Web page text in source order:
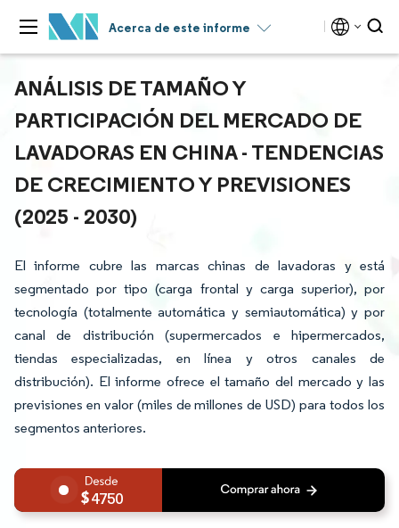
Acerca de este informe
ANÁLISIS DE TAMAÑO Y
PARTICIPACIÓN DEL MERCADO DE
LAVADORAS EN CHINA - TENDENCIAS
DE CRECIMIENTO Y PREVISIONES
(2025 - 2030)
El informe cubre las marcas chinas de lavadoras y está
segmentado por tipo (carga frontal y carga superior), por
tecnología (totalmente automática y semiautomática) y por
canal de distribución (supermercados e hipermercados,
tiendas especializadas, en línea y otros canales de
distribución). El informe ofrece el tamaño del mercado y las
previsiones en valor (miles de millones de USD) para todos los
segmentos anteriores.
4750